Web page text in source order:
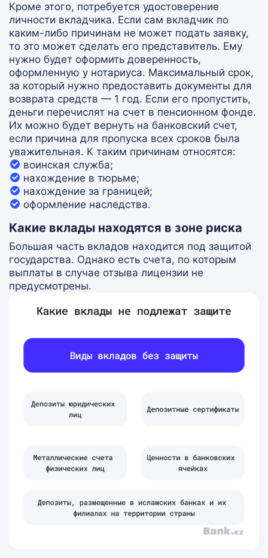
Кроме этого, потребуется удостоверение
личности вкладчика. Если сам вкладчик по
каким-либо причинам не может подать заявку,
то это может сделать его представитель. Ему
нужно будет оформить доверенность,
оформленную у нотариуса. Максимальный срок,
за который нужно предоставить документы для
возврата средств — 1 год. Если его пропустить,
деньги перечислят на счет в пенсионном фонде.
Их можно будет вернуть на банковский счет,
если причина для пропуска всех сроков была
уважительная. К таким причинам относятся:
воинская служба;
нахождение в тюрьме;
нахождение за границей;
оформление наследства.
Какие вклады находятся в зоне риска
Большая часть вкладов находится под защитой
государства. Однако есть счета, по которым
выплаты в случае отзыва лицензии не
предусмотрены.